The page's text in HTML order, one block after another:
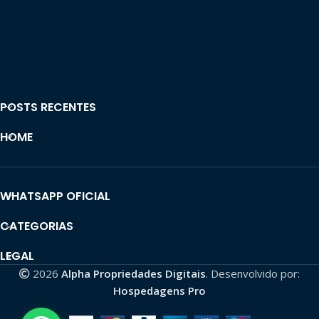
POSTS RECENTES
HOME
WHATSAPP OFICIAL
CATEGORIAS
LEGAL
2026 Alpha Propriedades Digitais. Desenvolvido por:
Hospedagens Pro